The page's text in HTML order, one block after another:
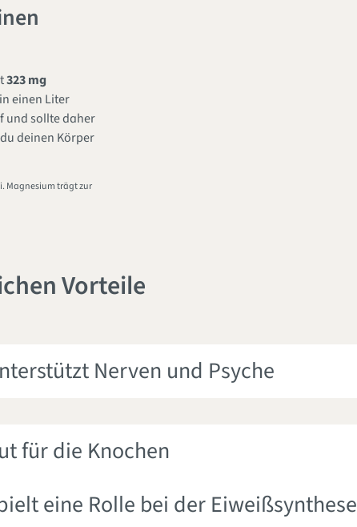
323 mg
einen Liter
und sollte daher
deinen Körper
Magnesium trägt zur
Vorteile
Nerven und Psyche
für die Knochen
eine Rolle bei der Eiweißsynthese